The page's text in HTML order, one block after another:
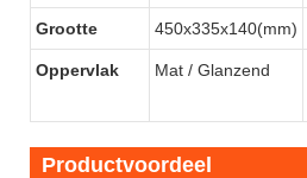
Grootte 450x335x140(mm)
Oppervlak Mat / Glanzend
Productvoordeel